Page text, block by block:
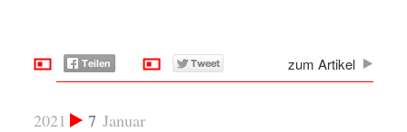
zum Artikel
7 Januar
2021